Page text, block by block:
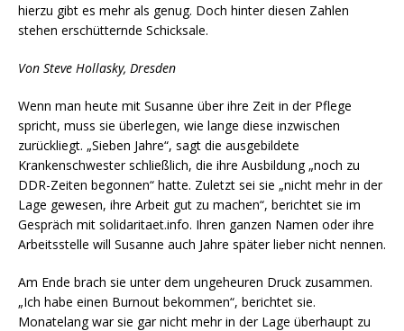
hierzu gibt es mehr als genug. Doch hinter diesen Zahlen
stehen erschütternde Schicksale.
Von Steve Hollasky, Dresden
Wenn man heute mit Susanne über ihre Zeit in der Pflege
spricht, muss sie überlegen, wie lange diese inzwischen
zurückliegt. „Sieben Jahre“, sagt die ausgebildete
Krankenschwester schließlich, die ihre Ausbildung „noch zu
DDR-Zeiten begonnen“ hatte. Zuletzt sei sie „nicht mehr in der
Lage gewesen, ihre Arbeit gut zu machen“, berichtet sie im
Gespräch mit solidaritaet.info. Ihren ganzen Namen oder ihre
Arbeitsstelle will Susanne auch Jahre später lieber nicht nennen.
Am Ende brach sie unter dem ungeheuren Druck zusammen.
„Ich habe einen Burnout bekommen“, berichtet sie.
Monatelang war sie gar nicht mehr in der Lage überhaupt zu